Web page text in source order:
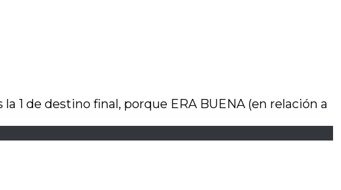
1 de destino final, porque ERA BUENA (en relación a